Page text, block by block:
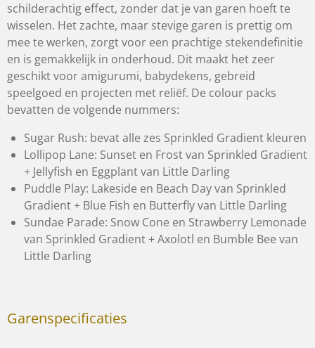
schilderachtig effect, zonder dat je van garen hoeft te
wisselen. Het zachte, maar stevige garen is prettig om
mee te werken, zorgt voor een prachtige stekendefinitie
en is gemakkelijk in onderhoud. Dit maakt het zeer
geschikt voor amigurumi, babydekens, gebreid
speelgoed en projecten met reliëf. De colour packs
bevatten de volgende nummers:
Sugar Rush: bevat alle zes Sprinkled Gradient kleuren
Lollipop Lane: Sunset en Frost van Sprinkled Gradient
+ Jellyfish en Eggplant van Little Darling
Puddle Play: Lakeside en Beach Day van Sprinkled
Gradient + Blue Fish en Butterfly van Little Darling
Sundae Parade: Snow Cone en Strawberry Lemonade
van Sprinkled Gradient + Axolotl en Bumble Bee van
Little Darling
Garenspecificaties